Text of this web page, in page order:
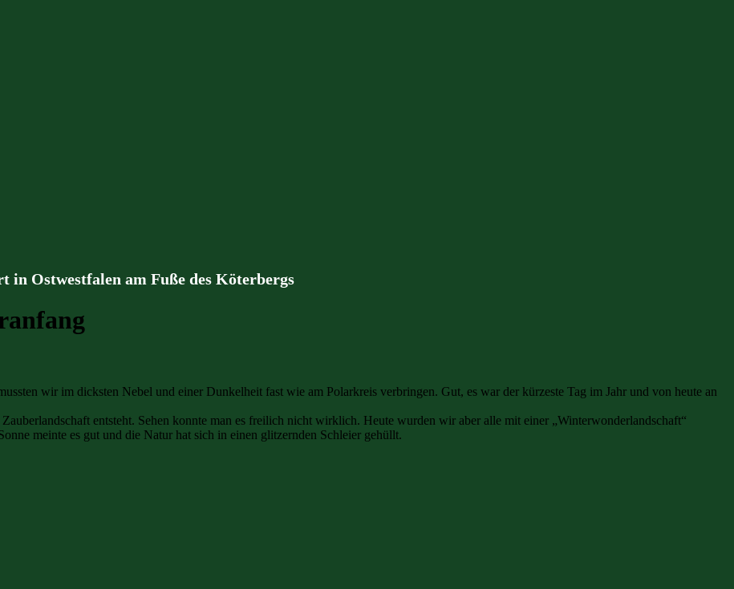
Ostwestfalen am Fuße des Köterbergs
wir im dicksten Nebel und einer Dunkelheit fast wie am Polarkreis verbringen. Gut, es war der kürzeste Tag im Jahr und von heute an
entsteht. Sehen konnte man es freilich nicht wirklich. Heute wurden wir aber alle mit einer „Winterwonderlandschaft“
meinte es gut und die Natur hat sich in einen glitzernden Schleier gehüllt.